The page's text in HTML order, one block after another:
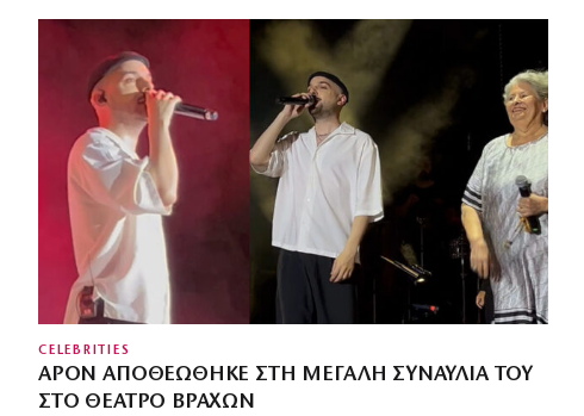
CELEBRITIES
APON ΑΠΟΘΕΏΘΗΚΕ ΣΤΗ ΜΕΓΆΛΗ ΣΥΝΑΥΛΊΑ ΤΟΥ
ΣΤΟ ΘΈΑΤΡΟ ΒΡΆΧΩΝ